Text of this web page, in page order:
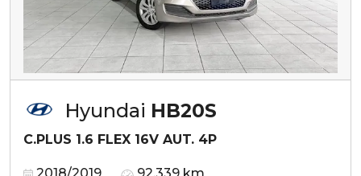
Hyundai HB20S
C.PLUS 1.6 FLEX 16V AUT. 4P